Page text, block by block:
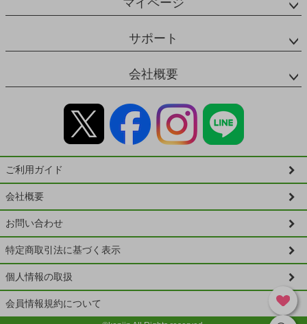
マイページ
サポート
会社概要
ご利用ガイド
会社概要
お問い合わせ
特定商取引法に基づく表示
個人情報の取扱
会員情報規約について